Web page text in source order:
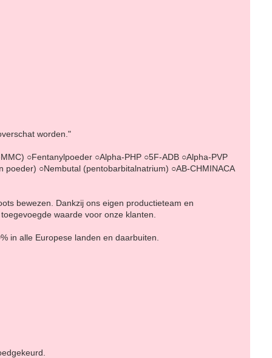
worden."
○Fentanylpoeder ○Alpha-PHP ○5F-ADB ○Alpha-PVP
poeder) ○Nembutal (pentobarbitalnatrium) ○AB-CHMINACA
bewezen. Dankzij ons eigen productieteam en
waarde voor onze klanten.
in alle Europese landen en daarbuiten.